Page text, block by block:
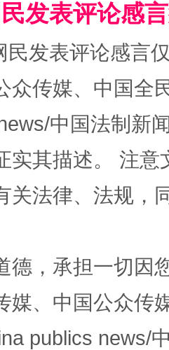
发表评论感
民发表评论感言
众传媒、中国全
中国法制新
实其描述。 注
关法律、法规，
德，承担一切因
媒、中国公众传
publics news/